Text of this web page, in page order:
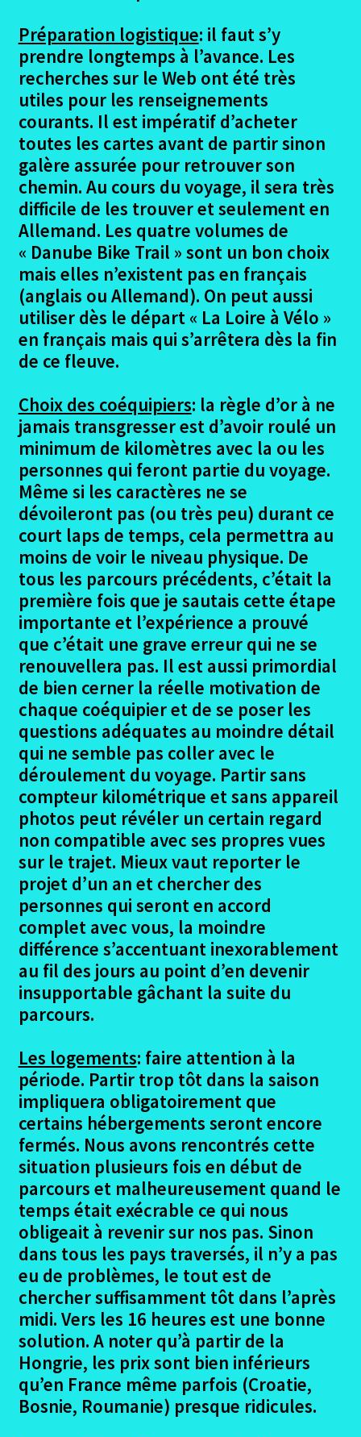
Préparation logistique: il faut s’y
prendre longtemps à l’avance. Les
recherches sur le Web ont été très
utiles pour les renseignements
courants. Il est impératif d’acheter
toutes les cartes avant de partir sinon
galère assurée pour retrouver son
chemin. Au cours du voyage, il sera très
difficile de les trouver et seulement en
Allemand. Les quatre volumes de
« Danube Bike Trail » sont un bon choix
mais elles n’existent pas en français
(anglais ou Allemand). On peut aussi
utiliser dès le départ « La Loire à Vélo »
en français mais qui s’arrêtera dès la fin
de ce fleuve.
Choix des coéquipiers: la règle d’or à ne
jamais transgresser est d’avoir roulé un
minimum de kilomètres avec la ou les
personnes qui feront partie du voyage.
Même si les caractères ne se
dévoileront pas (ou très peu) durant ce
court laps de temps, cela permettra au
moins de voir le niveau physique. De
tous les parcours précédents, c’était la
première fois que je sautais cette étape
importante et l’expérience a prouvé
que c’était une grave erreur qui ne se
renouvellera pas. Il est aussi primordial
de bien cerner la réelle motivation de
chaque coéquipier et de se poser les
questions adéquates au moindre détail
qui ne semble pas coller avec le
déroulement du voyage. Partir sans
compteur kilométrique et sans appareil
photos peut révéler un certain regard
non compatible avec ses propres vues
sur le trajet. Mieux vaut reporter le
projet d’un an et chercher des
personnes qui seront en accord
complet avec vous, la moindre
différence s’accentuant inexorablement
au fil des jours au point d’en devenir
insupportable gâchant la suite du
parcours.
Les logements: faire attention à la
période. Partir trop tôt dans la saison
impliquera obligatoirement que
certains hébergements seront encore
fermés. Nous avons rencontrés cette
situation plusieurs fois en début de
parcours et malheureusement quand le
temps était exécrable ce qui nous
obligeait à revenir sur nos pas. Sinon
dans tous les pays traversés, il n’y a pas
eu de problèmes, le tout est de
chercher suffisamment tôt dans l’après
midi. Vers les 16 heures est une bonne
solution. A noter qu’à partir de la
Hongrie, les prix sont bien inférieurs
qu’en France même parfois (Croatie,
Bosnie, Roumanie) presque ridicules.